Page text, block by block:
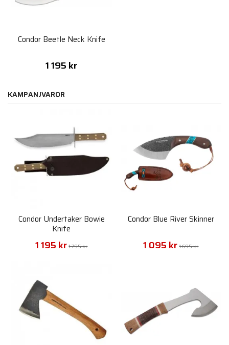
Condor Beetle Neck Knife
1 195 kr
KAMPANJVAROR
Condor Undertaker Bowie
Knife
1 195 kr 1 795 kr
Condor Blue River Skinner
1 095 kr 1 695 kr